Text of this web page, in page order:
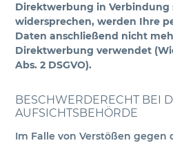
Direktwerbung in Verbindung
widersprechen, werden Ihre
Daten anschließend nicht
Direktwerbung verwendet
Abs. 2 DSGVO).
BESCHWERDERECHT BEI
AUFSICHTSBEHÖRDE
Im Falle von Verstößen gegen